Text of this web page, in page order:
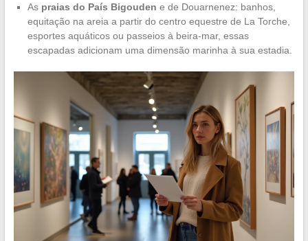
As praias do País Bigouden e de Douarnenez: banhos,
equitação na areia a partir do centro equestre de La Torche,
esportes aquáticos ou passeios à beira-mar, essas
escapadas adicionam uma dimensão marinha à sua estadia.